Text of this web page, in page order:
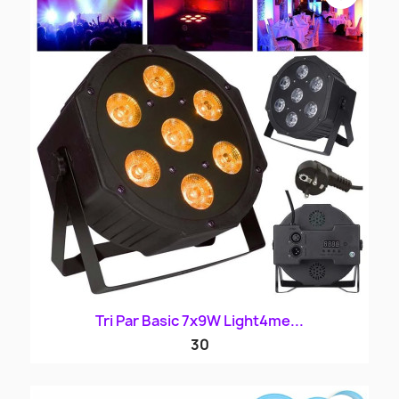
Tri Par Basic 7x9W Light4me...
30